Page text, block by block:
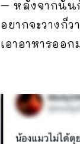
– หลังจากนั้นก็
อยากจะวางก็
เอาอาหารออ